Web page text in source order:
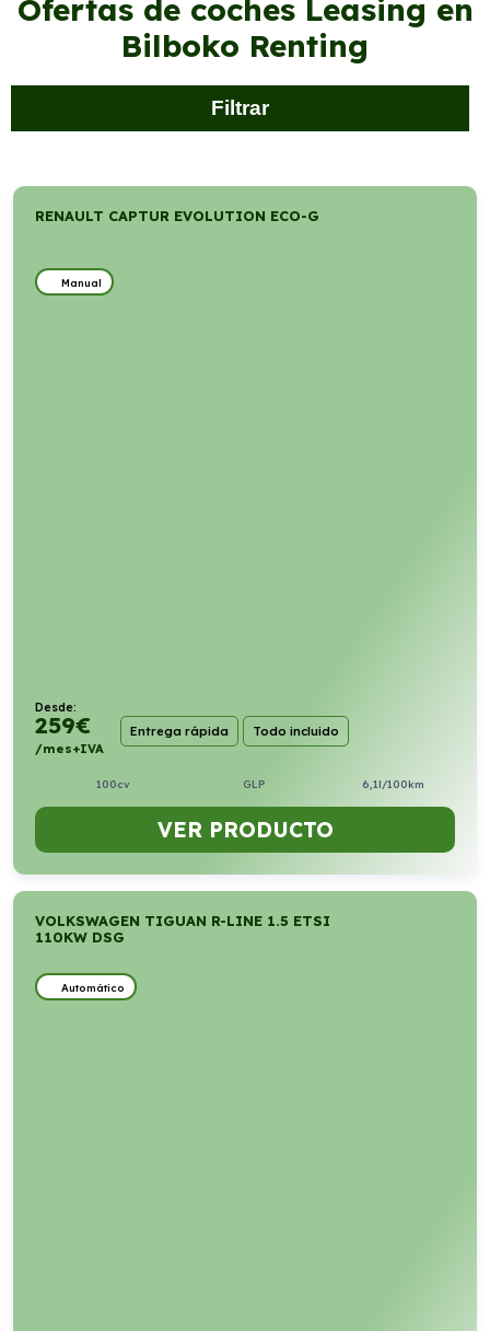
Ofertas de coches Leasing en
Bilboko Renting
Filtrar
RENAULT CAPTUR EVOLUTION ECO-G
Manual
Desde:
259€
/mes+IVA
Entrega rápida Todo incluido
100cv GLP 6,1l/100km
VER PRODUCTO
VOLKSWAGEN TIGUAN R-LINE 1.5 ETSI
110KW DSG
Automático